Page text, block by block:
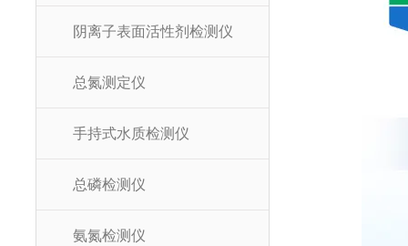
阴离子表面活性剂检测仪
总氮测定仪
手持式水质检测仪
总磷检测仪
氨氮检测仪